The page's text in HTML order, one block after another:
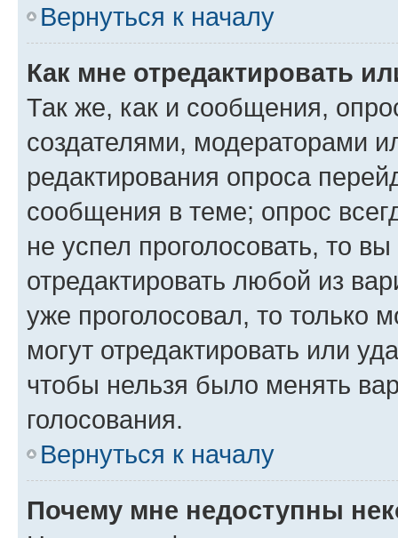
Вернуться к началу
Как мне отредактировать
Так же, как и сообщения,
создателями, модераторами
редактирования опроса
сообщения в теме; опрос
не успел проголосовать, то
отредактировать любой из
уже проголосовал, то только
могут отредактировать или
чтобы нельзя было менять
голосования.
Вернуться к началу
Почему мне недоступны